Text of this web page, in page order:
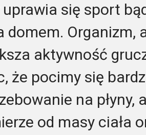
się sport
domem.
aktywność
że pocimy się
na płyny,
od masy ciała